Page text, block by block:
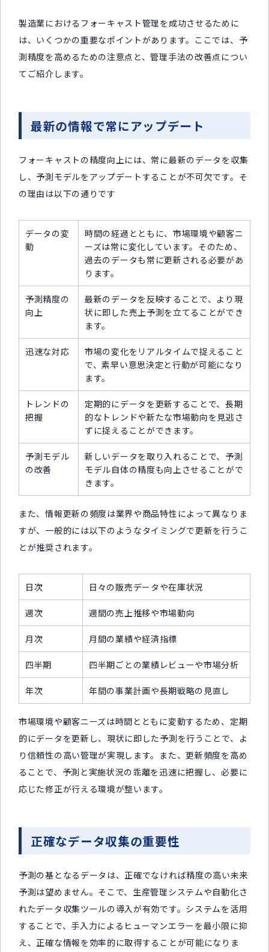
製造業におけるフォーキャスト管理を成功させるために
は、いくつかの重要なポイントがあります。ここでは、予
測精度を高めるための注意点と、管理手法の改善点につい
てご紹介します。
最新の情報で常にアップデート
フォーキャストの精度向上には、常に最新のデータを収集
し、予測モデルをアップデートすることが不可欠です。そ
の理由は以下の通りです
データの変
動
時間の経過とともに、市場環境や顧客ニ
ーズは常に変化しています。そのため、
過去のデータも常に更新される必要があ
ります。
予測精度の
向上
最新のデータを反映することで、より現
状に即した売上予測を立てることができ
ます。
迅速な対応
市場の変化をリアルタイムで捉えること
で、素早い意思決定と行動が可能になり
ます。
トレンドの
把握
定期的にデータを更新することで、長期
的なトレンドや新たな市場動向を見逃さ
ずに捉えることができます。
予測モデル
の改善
新しいデータを取り入れることで、予測
モデル自体の精度も向上させることがで
きます。
また、情報更新の頻度は業界や商品特性によって異なりま
すが、一般的には以下のようなタイミングで更新を行うこ
とが推奨されます。
日次 日々の販売データや在庫状況
週次 週間の売上推移や市場動向
月次 月間の業績や経済指標
四半期 四半期ごとの業績レビューや市場分析
年次 年間の事業計画や長期戦略の見直し
市場環境や顧客ニーズは時間とともに変動するため、定期
的にデータを更新し、現状に即した予測を行うことで、よ
り信頼性の高い管理が実現します。また、更新頻度を高め
ることで、予測と実施状況の乖離を迅速に把握し、必要に
応じた修正が行える環境が整います。
正確なデータ収集の重要性
予測の基となるデータは、正確でなければ精度の高い未来
予測は望めません。そこで、生産管理システムや自動化さ
れたデータ収集ツールの導入が有効です。システムを活用
することで、手入力によるヒューマンエラーを最小限に抑
え、正確な情報を効率的に取得することが可能になりま